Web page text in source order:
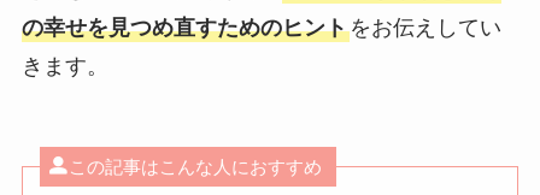
の幸せを見つめ直すためのヒントをお伝えしてい
きます。
この記事はこんな人におすすめ